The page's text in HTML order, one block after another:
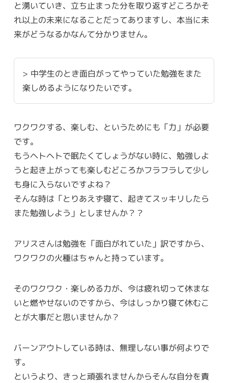
と湧いていき、立ち止まった分を取り返すどころかそ
れ以上の未来になることだってありますし、本当に未
来がどうなるかなんて分かりません。
> 中学生のとき面白がってやっていた勉強をまた
楽しめるようになりたいです。
ワクワクする、楽しむ、というためにも「力」が必要
です。
もうヘトヘトで眠たくてしょうがない時に、勉強しよ
うと起き上がっても楽しむどころかフラフラして少し
も身に入らないですよね？
そんな時は「とりあえず寝て、起きてスッキリしたら
また勉強しよう」としませんか？？
アリスさんは勉強を「面白がれていた」訳ですから、
ワクワクの火種はちゃんと持っています。
そのワクワク・楽しめる力が、今は疲れ切って休まな
いと燃やせないのですから、今はしっかり寝て休むこ
とが大事だと思いませんか？
バーンアウトしている時は、無理しない事が何よりで
す。
というより、きっと頑張れませんからそんな自分を責